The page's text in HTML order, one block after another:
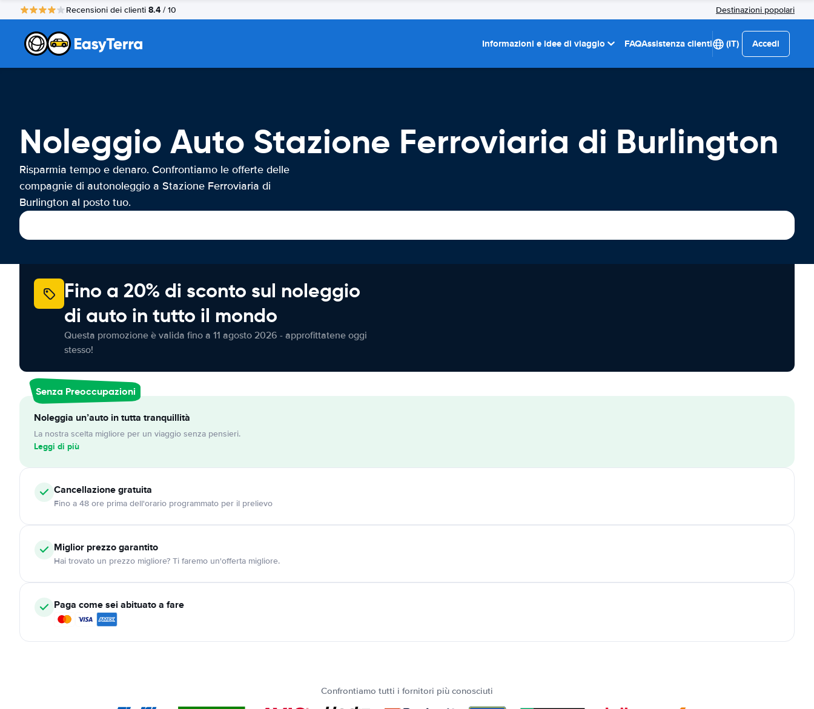
Recensioni dei clienti 8.4 / 10 Destinazioni popolari
Informazioni e idee di viaggio FAQAssistenza clienti (IT) Accedi
Noleggio Auto Stazione Ferroviaria di Burlington
Risparmia tempo e denaro. Confrontiamo le offerte delle
compagnie di autonoleggio a Stazione Ferroviaria di
Burlington al posto tuo.
Fino a 20% di sconto sul noleggio
di auto in tutto il mondo
Questa promozione è valida fino a 11 agosto 2026 - approfittatene oggi
stesso!
Senza Preoccupazioni
Noleggia un’auto in tutta tranquillità
La nostra scelta migliore per un viaggio senza pensieri.
Leggi di più
Cancellazionegratuita
Fino a 48 ore prima dell'orario programmato per il prelievo
Miglior prezzo garantito
Hai trovato un prezzo migliore? Ti faremo un'offerta migliore.
Paga come sei abituato a fare
Confrontiamo tutti i fornitori più conosciuti